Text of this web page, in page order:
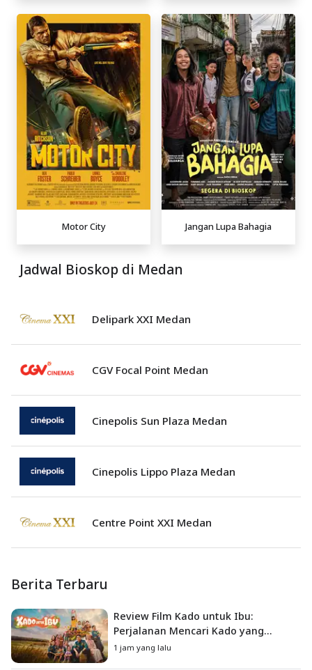
Motor City Jangan Lupa Bahagia
Jadwal Bioskop di Medan
Delipark XXI Medan
CGV Focal Point Medan
Cinepolis Sun Plaza Medan
Cinepolis Lippo Plaza Medan
Centre Point XXI Medan
Berita Terbaru
Review Film Kado untuk Ibu:
Perjalanan Mencari Kado yang
Mengajarkan Arti Keluarga
1 jam yang lalu